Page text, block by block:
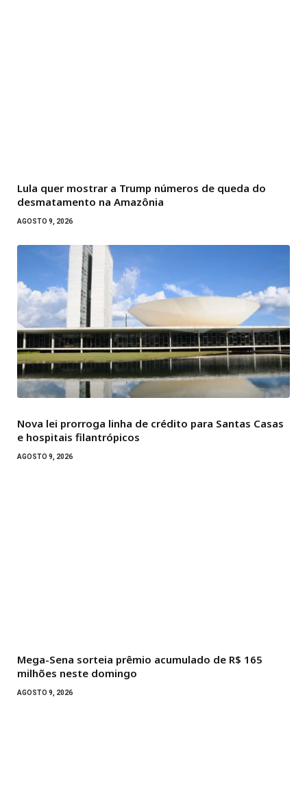
Lula quer mostrar a Trump números de queda do
desmatamento na Amazônia
AGOSTO 9, 2026
Nova lei prorroga linha de crédito para Santas Casas
e hospitais filantrópicos
AGOSTO 9, 2026
Mega-Sena sorteia prêmio acumulado de R$ 165
milhões neste domingo
AGOSTO 9, 2026